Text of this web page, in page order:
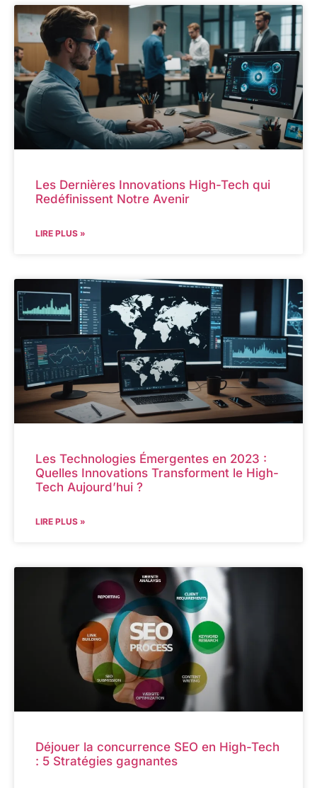
Les Dernières Innovations High-Tech qui
Redéfinissent Notre Avenir
LIRE PLUS »
Les Technologies Émergentes en 2023 :
Quelles Innovations Transforment le High-
Tech Aujourd’hui ?
LIRE PLUS »
Déjouer la concurrence SEO en High-Tech
: 5 Stratégies gagnantes